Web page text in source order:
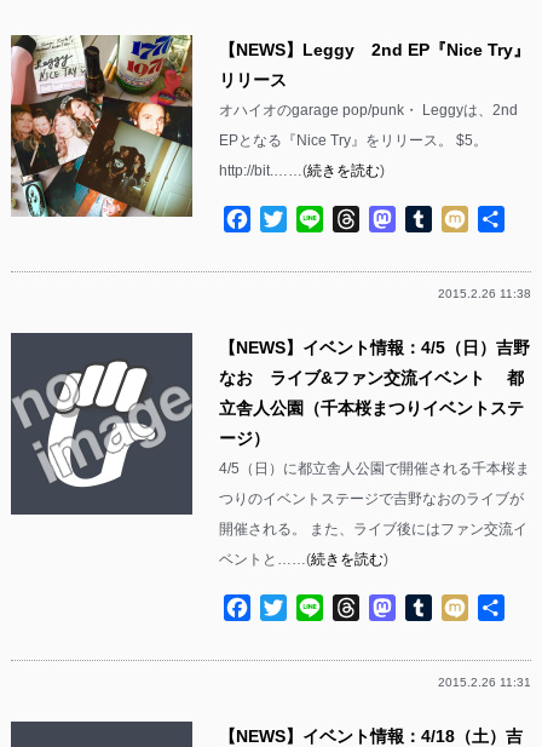
【NEWS】Leggy 2nd EP『Nice Try』
リリース
オハイオのgarage pop/punk・ Leggyは、2nd
EPとなる『Nice Try』をリリース。 $5。
http://bit.……(続きを読む)
Facebook
TwitterLine ThreadsMastodon
Tumblr
Mixi
2015.2.26 11:38
【NEWS】イベント情報：4/5（日）吉野
なお ライブ&ファン交流イベント 都
立舎人公園（千本桜まつりイベントステ
ージ）
4/5（日）に都立舎人公園で開催される千本桜ま
つりのイベントステージで吉野なおのライブが
開催される。 また、ライブ後にはファン交流イ
ベントと……(続きを読む)
Facebook
TwitterLine ThreadsMastodon
Tumblr
Mixi
2015.2.26 11:31
【NEWS】イベント情報：4/18（土）吉